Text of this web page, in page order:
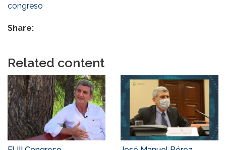
congreso
Share:
Related content